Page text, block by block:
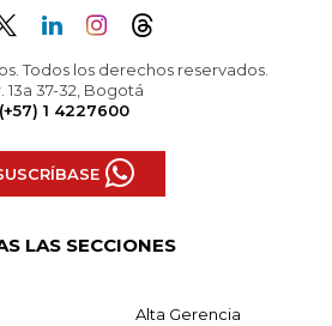
Todos los derechos reservados.
13a 37-32, Bogotá
(+57) 1 4227600
LAS SECCIONES
Alta Gerencia